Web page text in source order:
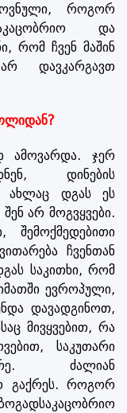
როგორ
და
რომ ჩვენ მაშინ
დავკარგავთ
ამოვარდა. ჯერ
დინების
ახლაც დგას ეს
არ მოგვყვები.
ჩვენთან
საკითხი, რომ
ევროპული,
დავადგინოთ,
მივყვებით, რა
საკუთარი
ძალიან
გაქრეს. როგორ